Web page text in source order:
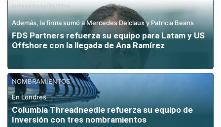
NOMBRAMIENTOS
Además, la firma sumó a Mercedes Delclaux y Patricia Beans
FDS Partners refuerza su equipo para Latam y US
Offshore con la llegada de Ana Ramírez
NOMBRAMIENTOS
En Londres
Columbia Threadneedle refuerza su equipo de
Inversión con tres nombramientos